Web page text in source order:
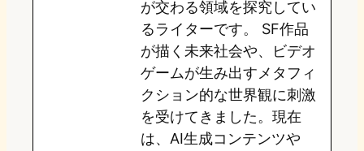
n
k
が交わる領域を探究してい
るライターです。 SF作品
が描く未来社会や、ビデオ
ゲームが生み出すメタフィ
クション的な世界観に刺激
を受けてきました。現在
は、AI生成コンテンツや